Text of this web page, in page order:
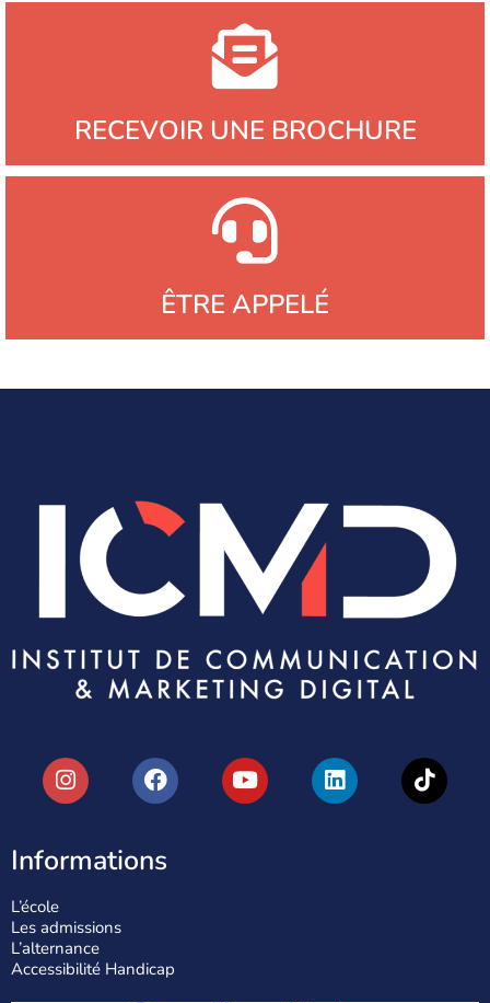
RECEVOIR UNE BROCHURE
ÊTRE APPELÉ
Informations
L’école
Les admissions
L’alternance
Accessibilité Handicap